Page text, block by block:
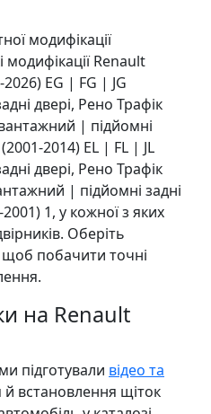
модифікації
модифікації Renault
EG | FG | JG
двері, Рено Трафік
| підйомні
2014) EL | FL | JL
двері, Рено Трафік
| підйомні задні
1, у кожної з яких
Оберіть
щоб побачити точні
на Renault
підготували відео та
й встановлення щіток